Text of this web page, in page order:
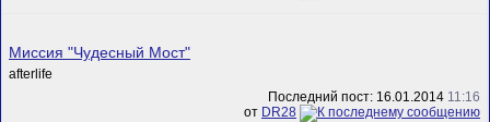
Миссия "Чудесный Мост"
afterlife
Последний пост: 16.01.2014 11:16
от DR28